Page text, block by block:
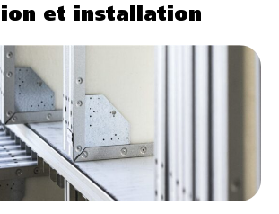
et installation